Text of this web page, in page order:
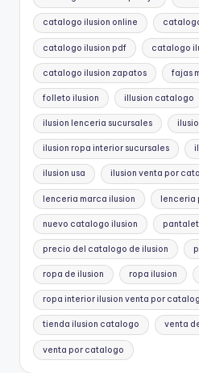
catalogo ilusion online
catalogo ilusion pdf catalogo
catalogo ilusion zapatos fajas
folleto ilusion illusion catalogo
ilusion lenceria sucursales
ilusion ropa interior sucursales
ilusion usa ilusion venta por
lenceria marca ilusion lenceria
nuevo catalogo ilusion
precio del catalogo de ilusion
ropa de ilusion ropa ilusion
ropa interior ilusion venta por
tienda ilusion catalogo venta
venta por catalogo